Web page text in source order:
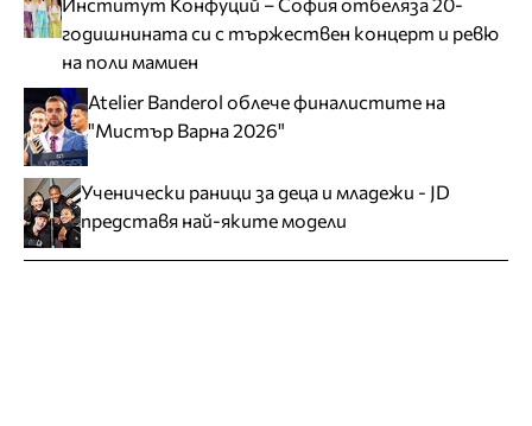
годишнината си с тържествен концерт и ревю
на поли мамиен
Atelier Banderol облече финалистите на
"Мистър Варна 2026"
Ученически раници за деца и младежи - JD
представя най-яките модели